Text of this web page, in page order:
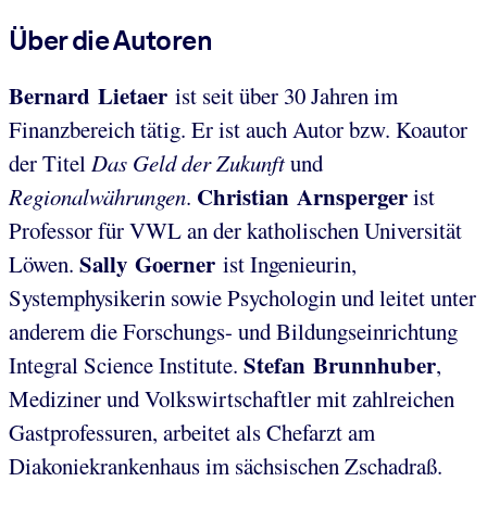
Über die Autoren
Bernard Lietaer ist seit über 30 Jahren im
Finanzbereich tätig. Er ist auch Autor bzw. Koautor
der TitelDas Geld der Zukunftund
Regionalwährungen. Christian Arnspergerist
Professor für VWL an der katholischen Universität
Löwen. Sally Goerner ist Ingenieurin,
Systemphysikerin sowie Psychologin und leitet unter
anderem die Forschungs- und Bildungseinrichtung
Integral Science Institute. Stefan Brunnhuber,
Mediziner und Volkswirtschaftler mit zahlreichen
Gastprofessuren, arbeitet als Chefarzt am
Diakoniekrankenhaus im sächsischen Zschadraß.